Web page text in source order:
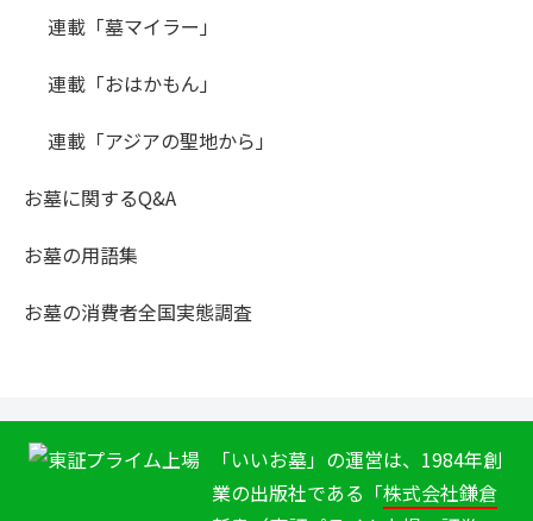
連載「墓マイラー」
連載「おはかもん」
連載「アジアの聖地から」
お墓に関するQ&A
お墓の用語集
お墓の消費者全国実態調査
「いいお墓」の運営は、1984年創
業の出版社である「株式会社鎌倉